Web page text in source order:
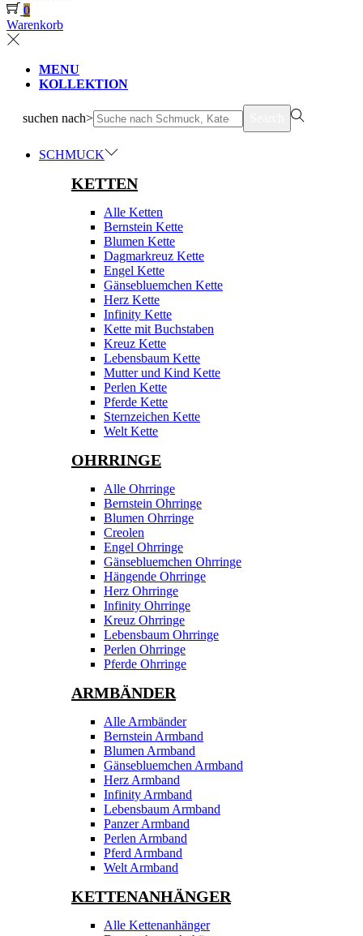
0
Warenkorb
MENU
KOLLEKTION
suchen nach>
SCHMUCK
KETTEN
Alle Ketten
Bernstein Kette
Blumen Kette
Dagmarkreuz Kette
Engel Kette
Gänsebluemchen Kette
Herz Kette
Infinity Kette
Kette mit Buchstaben
Kreuz Kette
Lebensbaum Kette
Mutter und Kind Kette
Perlen Kette
Pferde Kette
Sternzeichen Kette
Welt Kette
OHRRINGE
Alle Ohrringe
Bernstein Ohrringe
Blumen Ohrringe
Creolen
Engel Ohrringe
Gänsebluemchen Ohrringe
Hängende Ohrringe
Herz Ohrringe
Infinity Ohrringe
Kreuz Ohrringe
Lebensbaum Ohrringe
Perlen Ohrringe
Pferde Ohrringe
ARMBÄNDER
Alle Armbänder
Bernstein Armband
Blumen Armband
Gänsebluemchen Armband
Herz Armband
Infinity Armband
Lebensbaum Armband
Panzer Armband
Perlen Armband
Pferd Armband
Welt Armband
KETTENANHÄNGER
Alle Kettenanhänger